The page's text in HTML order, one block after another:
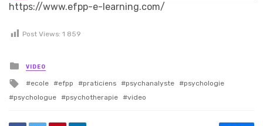
https://www.efpp-e-learning.com/
Post Views: 1 859
Posted in
VIDEO
Tagged with
ecole efpp praticiens psychanalyste
psychologie
psychologue
psychotherapie video